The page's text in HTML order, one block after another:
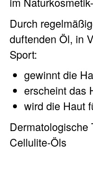
Durch
duftenden Öl, in
Sport:
gewinnt die
erscheint das
wird die Haut
Dermatologische
Cellulite-Öls